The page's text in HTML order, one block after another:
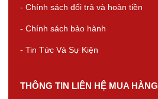
- Chính sách đổi trả và hoàn tiền
- Chính sách bảo hành
- Tin Tức Và Sự Kiện
THÔNG TIN LIÊN HỆ MUA HÀNG